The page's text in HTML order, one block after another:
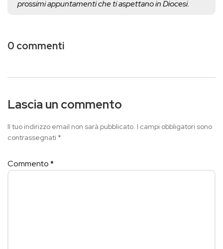
prossimi appuntamenti che ti aspettano in Diocesi.
0 commenti
Lascia un commento
Il tuo indirizzo email non sarà pubblicato. I campi obbligatori sono
contrassegnati *
Commento*